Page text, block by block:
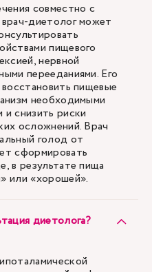
совместно с
диетолог может
пищевого
нервной
перееданиями. Его
пищевые
необходимыми
снизить риски
осложнений. Врач
голод от
сформировать
в результате пища
или «хорошей».
диетолога?